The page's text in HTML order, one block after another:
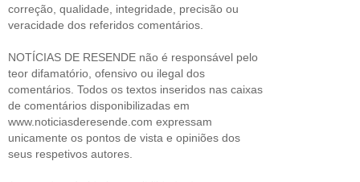
correção, qualidade, integridade, precisão ou
veracidade dos referidos comentários.
NOTÍCIAS DE RESENDE não é responsável pelo
teor difamatório, ofensivo ou ilegal dos
comentários. Todos os textos inseridos nas caixas
de comentários disponibilizadas em
www.noticiasderesende.com expressam
unicamente os pontos de vista e opiniões dos
seus respetivos autores.